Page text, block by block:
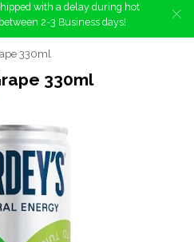
with a delay during hot
2-3 Business days!
330ml
330ml